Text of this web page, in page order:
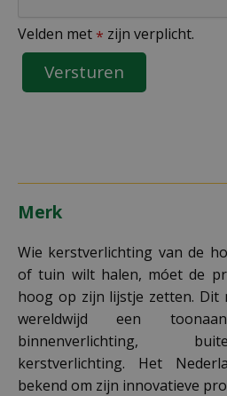
Velden met * zijn verplicht.
Merk
Wie kerstverlichting van de
of tuin wilt halen, móet de
hoog op zijn lijstje zetten. Dit
wereldwijd een
binnenverlichting,
kerstverlichting. Het
bekend om zijn innovatieve